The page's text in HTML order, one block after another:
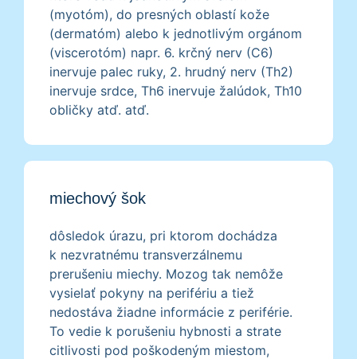
(myotóm), do presných oblastí kože
(dermatóm) alebo k jednotlivým orgánom
(viscerotóm) napr. 6. krčný nerv (C6)
inervuje palec ruky, 2. hrudný nerv (Th2)
inervuje srdce, Th6 inervuje žalúdok, Th10
obličky atď. atď.
miechový šok
dôsledok úrazu, pri ktorom dochádza
k nezvratnému transverzálnemu
prerušeniu miechy. Mozog tak nemôže
vysielať pokyny na perifériu a tiež
nedostáva žiadne informácie z periférie.
To vedie k porušeniu hybnosti a strate
citlivosti pod poškodeným miestom,